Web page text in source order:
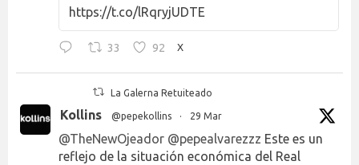
https://t.co/lRqryjUDTE
33 92 X
La Galerna Retuiteado
Kollins @pepekollins · 29 Mar
@TheNewOjeador @pepealvarezzz Este es un
reflejo de la situación económica del Real